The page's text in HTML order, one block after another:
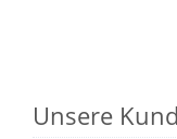
Unsere